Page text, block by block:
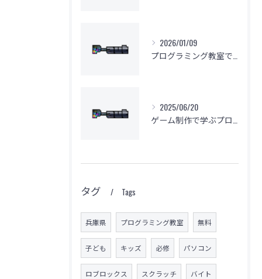
2026/01/09
2025/06/20
タグ Tags
兵庫県 プログラミング教室 無料
子ども キッズ 必修 パソコン
ロブロックス スクラッチ バイト